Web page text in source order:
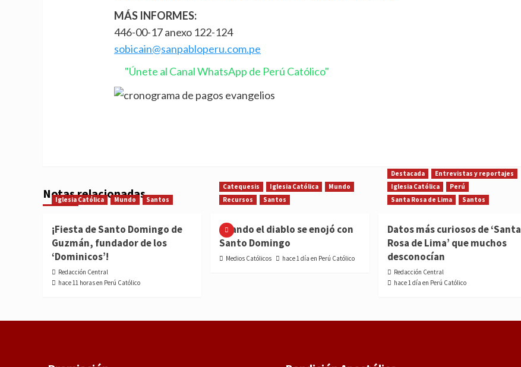
MÁS INFORMES:
446-00-17 anexo 122-124
sobicain@sanpabloperu.com.pe
"Únete al Canal WhatsApp de Perú Católico"
Notas relacionadas
Iglesia Católica Mundo Santos
¡Fiesta de Santo Domingo de
Guzmán, fundador de los
‘Dominicos’!
Redacción Central
hace 11 horas en Perú Católico
Catequesis Iglesia Católica
Mundo
Recursos
Santos
Cuando el diablo se enojó con
Santo Domingo
Medios Católicos hace 1 día en Perú Católico
Destacada
Entrevistas y reportajes
Iglesia Católica
Perú
Santa Rosa de Lima
Santos
Datos más curiosos de ‘Santa
Rosa de Lima’ que muchos
desconocían
Redacción Central
hace 1 día en Perú Católico